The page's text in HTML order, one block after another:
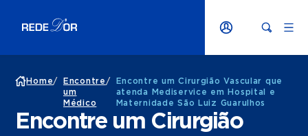
Home/
Encontre
um
Médico
/
Encontre um Cirurgião Vascular que
atenda Mediservice em Hospital e
Maternidade São Luiz Guarulhos
Encontre um Cirurgião